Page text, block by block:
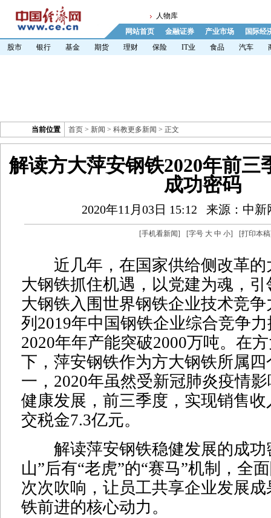
人物库
网站首页
金融证券 产业市场
国际经
股市
银行 基金 期货 理财 保险 IT业 食品 汽车
当前位置 首页 > 新闻 > 科教更多新闻 > 正文
解读方大萍安钢铁2020年前三
成功密码
2020年11月03日 15:12 来源：中新
[手机看新闻] [字号 大 中 小] [打印本稿
近几年，在国家供给侧改革的
大钢铁抓住机遇，以党建为魂，
大钢铁入围世界钢铁企业技术竞
列2019年中国钢铁企业综合竞争
2020年年产能突破2000万吨。在
下，萍安钢铁作为方大钢铁所属
一，2020年虽然受新冠肺炎疫情
健康发展，前三季度，实现销售收
交税金7.3亿元。
解读萍安钢铁稳健发展的成功
山”后有“老虎”的“赛马”机制，全
次次吹响，让员工共享企业发展
铁前进的核心动力。